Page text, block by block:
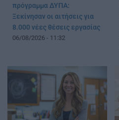
πρόγραμμα ΔΥΠΑ:
Ξεκίνησαν οι αιτήσεις για
8.000 νέες θέσεις εργασίας
06/08/2026 - 11:32